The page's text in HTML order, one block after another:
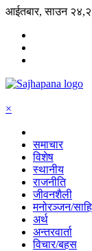
आईतबार, साउन
×
समाचार
विशेष
स्थानीय
राजनीति
जीवनशैली
मनोरञ्जन/
अर्थ
अन्तरवार्ता
विचार/बहस